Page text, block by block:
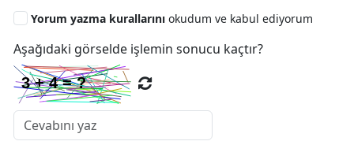
Yorum yazma kurallarını okudum ve kabul ediyorum
Aşağıdaki görselde işlemin sonucu kaçtır?